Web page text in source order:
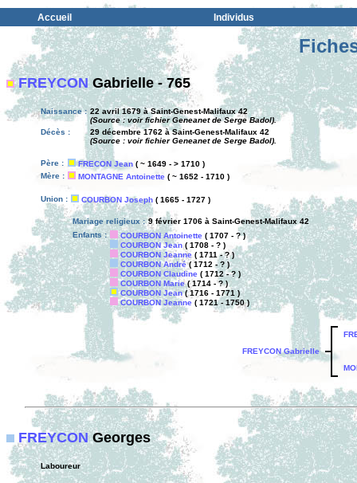
Accueil Individus
FREYCON Gabrielle - 765
Naissance : 22 avril 1679 à Saint-Genest-Malifaux 42
(Source : voir fichier Geneanet de Serge Badol).
Décès :
29 décembre 1762 à Saint-Genest-Malifaux 42
(Source : voir fichier Geneanet de Serge Badol).
Père : FRECON Jean ( ~ 1649 - > 1710 )
Mère :
MONTAGNE Antoinette ( ~ 1652 - 1710 )
Union : COURBON Joseph ( 1665 - 1727 )
Mariage religieux : 9 février 1706 à Saint-Genest-Malifaux 42
Enfants :
COURBON Antoinette ( 1707 - ? )
COURBON Jean( 1708 - ? )
COURBON Jeanne ( 1711 - ? )
COURBON André( 1712 - ? )
COURBON Claudine ( 1712 - ? )
COURBON Marie( 1714 - ? )
COURBON Jean( 1716 - 1771 )
COURBON Jeanne ( 1721 - 1750 )
FREYCON Gabrielle
FREYCONGeorges
Laboureur